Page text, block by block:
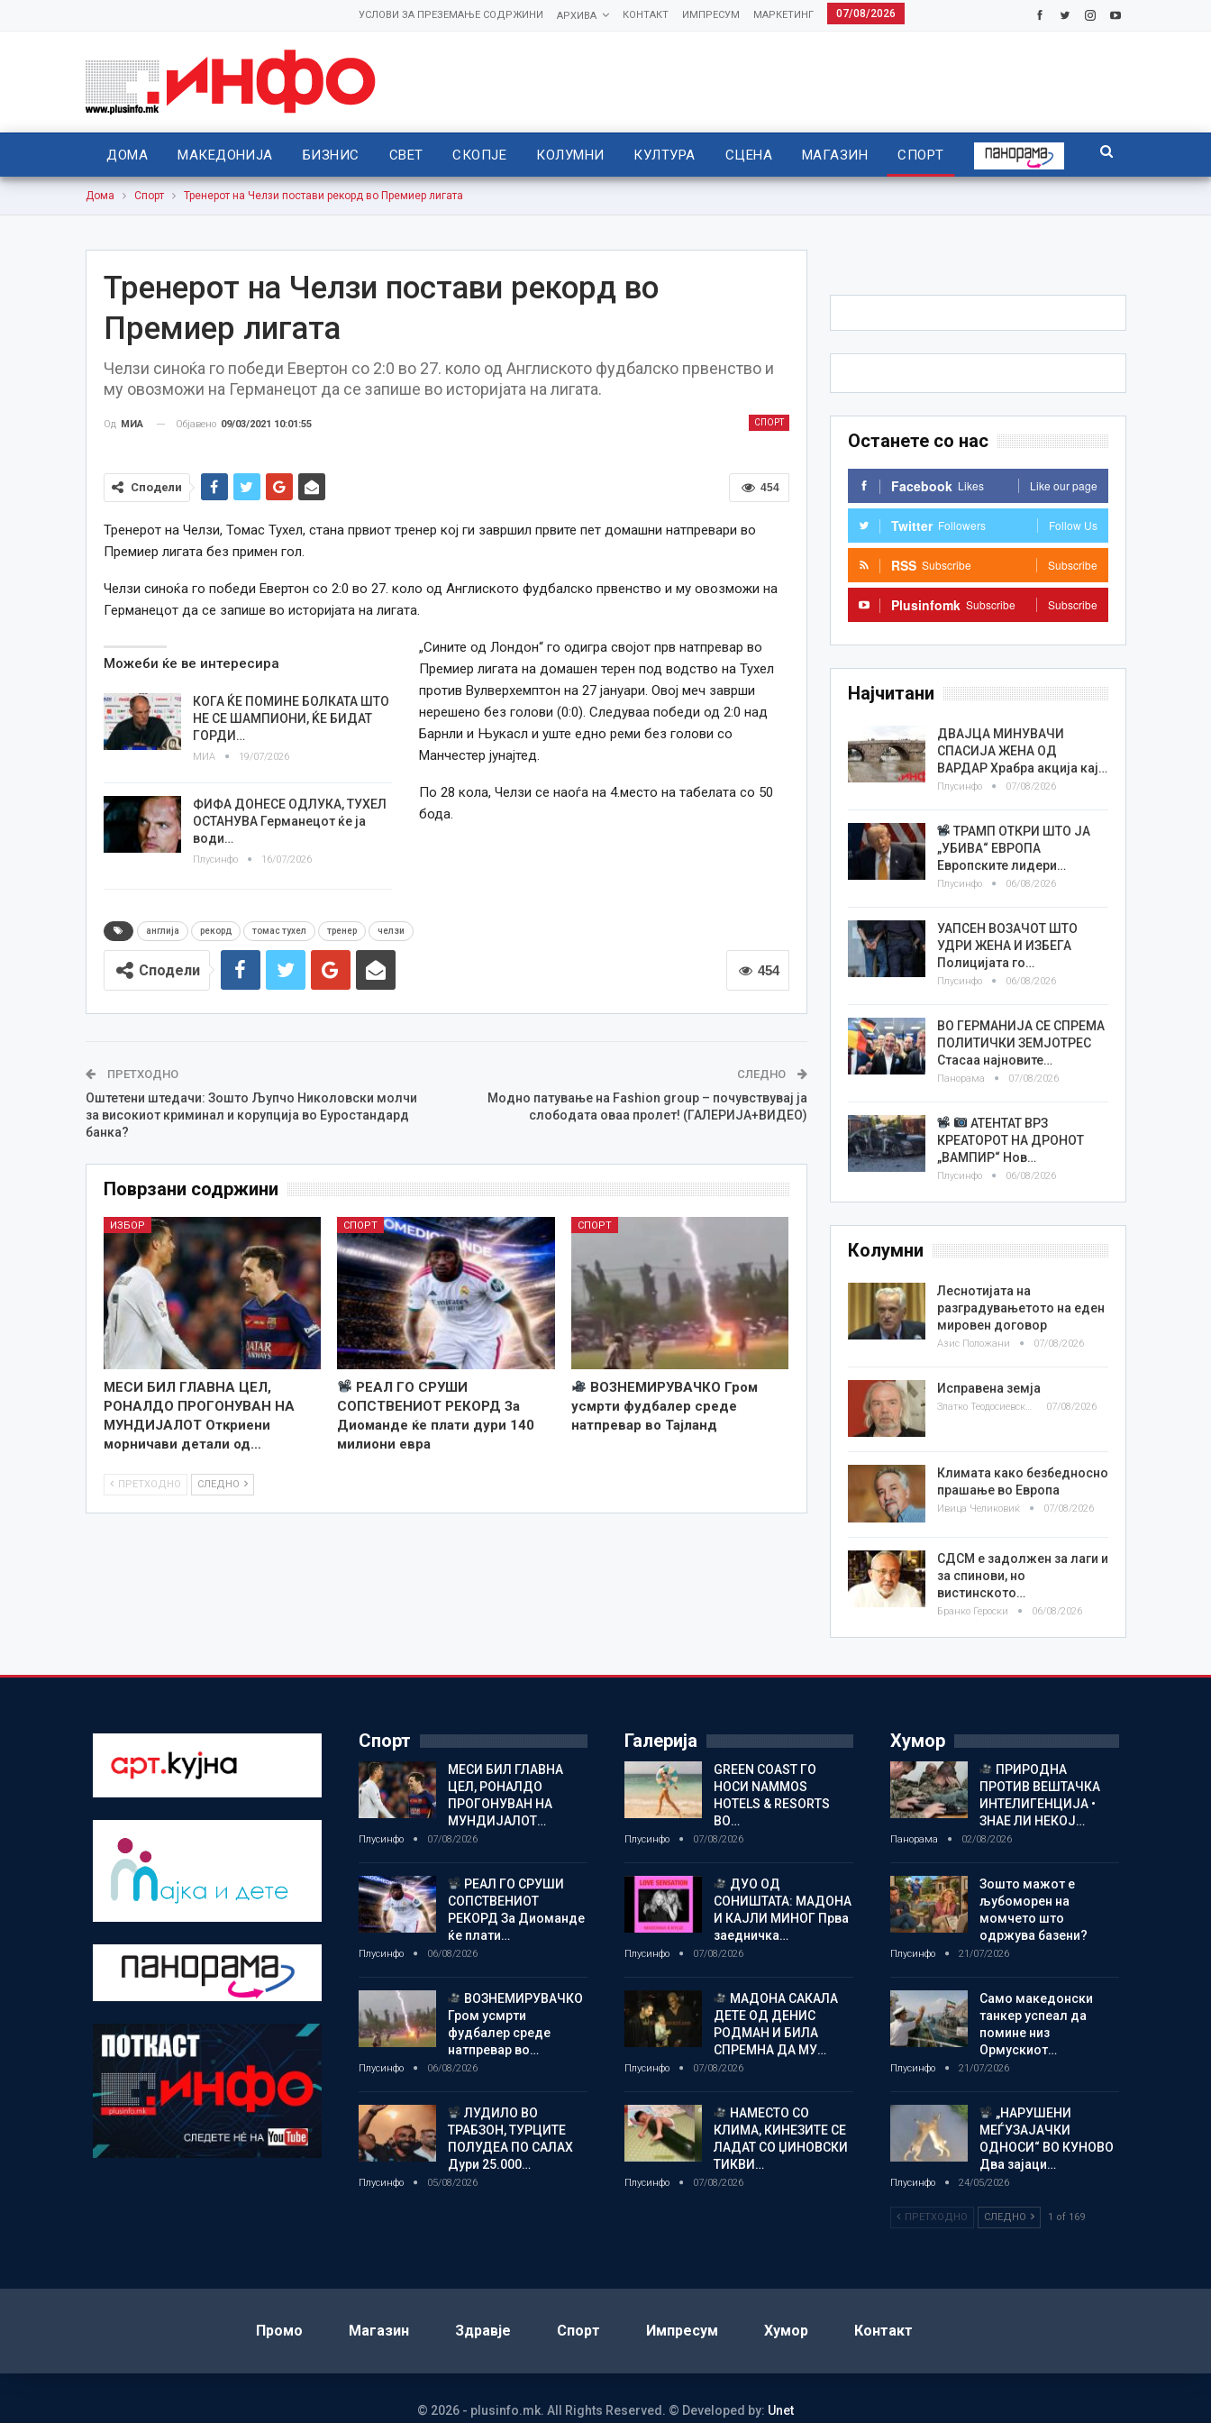
07/08/2026
МАРКЕТИНГ
ИМПРЕСУМ
КОНТАКТ
АРХИВА
УСЛОВИ ЗА ПРЕЗЕМАЊЕ СОДРЖИНИ
ДОМА МАКЕДОНИЈА БИЗНИС СВЕТ СКОПЈЕ КОЛУМНИ КУЛТУРА СЦЕНА МАГАЗИН СПОРТ
Дома Спорт Тренерот на Челзи постави рекорд во Премиер лигата
Тренерот на Челзи постави рекорд во
Премиер лигата
Челзи синоќа го победи Евертон со 2:0 во 27. коло од Англиското фудбалско првенство и
му овозможи на Германецот да се запише во историјата на лигата.
СПОРТ
Од МИА Објавено 09/03/2021 10:01:55
454
Сподели
Тренерот на Челзи, Томас Тухел, стана првиот тренер кој ги завршил првите пет домашни натпревари во
Премиер лигата без примен гол.
Челзи синоќа го победи Евертон со 2:0 во 27. коло од Англиското фудбалско првенство и му овозможи на
Германецот да се запише во историјата на лигата.
Можеби ќе ве интересира
КОГА ЌЕ ПОМИНЕ БОЛКАТА ШТО
НЕ СЕ ШАМПИОНИ, ЌЕ БИДАТ
ГОРДИ…
МИА 19/07/2026
ФИФА ДОНЕСЕ ОДЛУКА, ТУХЕЛ
ОСТАНУВА Германецот ќе ја
води…
Плусинфо 16/07/2026
„Сините од Лондон“ го одигра својот прв натпревар во
Премиер лигата на домашен терен под водство на Тухел
против Вулверхемптон на 27 јануари. Овој меч заврши
нерешено без голови (0:0). Следуваа победи од 2:0 над
Барнли и Њукасл и уште едно реми без голови со
Манчестер јунајтед.
По 28 кола, Челзи се наоѓа на 4.место на табелата со 50
бода.
англија рекорд томас тухел тренер челзи
454
Сподели
ПРЕТХОДНО
Оштетени штедачи: Зошто Љупчо Николовски молчи
за високиот криминал и корупција во Еуростандард
банка?
СЛЕДНО
Модно патување на Fashion group – почувствувај ја
слободата оваа пролет! (ГАЛЕРИЈА+ВИДЕО)
Поврзани содржини
ИЗБОР
МЕСИ БИЛ ГЛАВНА ЦЕЛ,
РОНАЛДО ПРОГОНУВАН НА
МУНДИЈАЛОТ Откриени
морничави детали од…
СПОРТ
РЕАЛ ГО СРУШИ
СОПСТВЕНИОТ РЕКОРД За
Диоманде ќе плати дури 140
милиони евра
СПОРТ
ВОЗНЕМИРУВАЧКО Гром
усмрти фудбалер среде
натпревар во Тајланд
ПРЕТХОДНО СЛЕДНО
Останете со нас
Facebook Likes Like our page
Twitter Followers Follow Us
RSS Subscribe Subscribe
Plusinfomk Subscribe Subscribe
Најчитани
ДВАЈЦА МИНУВАЧИ
СПАСИЈА ЖЕНА ОД
ВАРДАР Храбра акција кај…
Плусинфо 07/08/2026
ТРАМП ОТКРИ ШТО ЈА
„УБИВА“ ЕВРОПА
Европските лидери…
Плусинфо 06/08/2026
УАПСЕН ВОЗАЧОТ ШТО
УДРИ ЖЕНА И ИЗБЕГА
Полицијата го…
Плусинфо 06/08/2026
ВО ГЕРМАНИЈА СЕ СПРЕМА
ПОЛИТИЧКИ ЗЕМЈОТРЕС
Стасаа најновите…
Панорама 07/08/2026
АТЕНТАТ ВРЗ
КРЕАТОРОТ НА ДРОНОТ
„ВАМПИР“ Нов…
Плусинфо 06/08/2026
Колумни
Леснотијата на
разградувањетото на еден
мировен договор
Азис Положани 07/08/2026
Исправена земја
Златко Теодосиевски 07/08/2026
Климата како безбедносно
прашање во Европа
Ивица Челиковиќ 07/08/2026
СДСМ е задолжен за лаги и
за спинови, но
вистинското…
Бранко Героски 06/08/2026
Спорт
МЕСИ БИЛ ГЛАВНА
ЦЕЛ, РОНАЛДО
ПРОГОНУВАН НА
МУНДИЈАЛОТ…
Плусинфо 07/08/2026
РЕАЛ ГО СРУШИ
СОПСТВЕНИОТ
РЕКОРД За Диоманде
ќе плати…
Плусинфо 06/08/2026
ВОЗНЕМИРУВАЧКО
Гром усмрти
фудбалер среде
натпревар во…
Плусинфо 06/08/2026
ЛУДИЛО ВО
ТРАБЗОН, ТУРЦИТЕ
ПОЛУДЕА ПО САЛАХ
Дури 25.000…
Плусинфо 05/08/2026
Галерија
GREEN COAST ГО
НОСИ NAMMOS
HOTELS & RESORTS
ВО…
Плусинфо 07/08/2026
ДУО ОД
СОНИШТАТА: МАДОНА
И КАЈЛИ МИНОГ Прва
заедничка…
Плусинфо 07/08/2026
МАДОНА САКАЛА
ДЕТЕ ОД ДЕНИС
РОДМАН И БИЛА
СПРЕМНА ДА МУ…
Плусинфо 07/08/2026
НАМЕСТО СО
КЛИМА, КИНЕЗИТЕ СЕ
ЛАДАТ СО ЏИНОВСКИ
ТИКВИ…
Плусинфо 07/08/2026
Хумор
ПРИРОДНА
ПРОТИВ ВЕШТАЧКА
ИНТЕЛИГЕНЦИЈА •
ЗНАЕ ЛИ НЕКОЈ…
Панорама 02/08/2026
Зошто мажот е
љубоморен на
момчето што
одржува базени?
Плусинфо 21/07/2026
Само македонски
танкер успеал да
помине низ
Ормускиот…
Плусинфо 21/07/2026
„НАРУШЕНИ
МЕЃУЗАЈАЧКИ
ОДНОСИ“ ВО КУНОВО
Два зајаци…
Плусинфо 24/05/2026
ПРЕТХОДНО СЛЕДНО 1 of 169
Промо Магазин Здравје Спорт Импресум Хумор Контакт
© 2026 - plusinfo.mk. All Rights Reserved. © Developed by: Unet